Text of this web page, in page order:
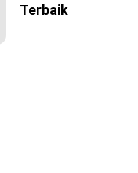
Terbaik